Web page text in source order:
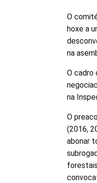
O
hoxe a
na
O cadro
na
O
(2016,
abonar